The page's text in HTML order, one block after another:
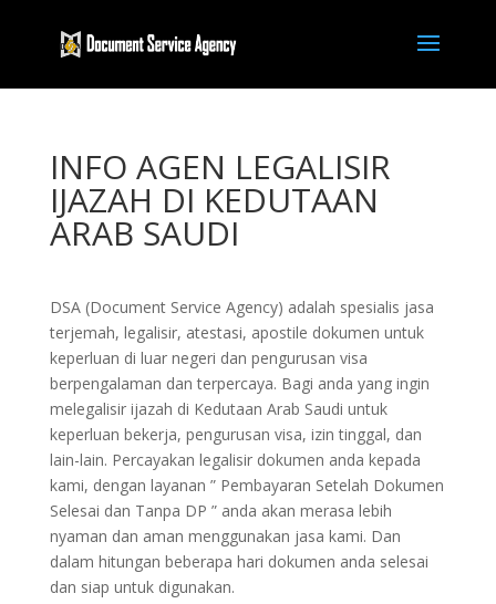
INFO AGEN LEGALISIR
IJAZAH DI KEDUTAAN
ARAB SAUDI
DSA (Document Service Agency) adalah spesialis jasa
terjemah, legalisir, atestasi, apostile dokumen untuk
keperluan di luar negeri dan pengurusan visa
berpengalaman dan terpercaya. Bagi anda yang ingin
melegalisir ijazah di Kedutaan Arab Saudi untuk
keperluan bekerja, pengurusan visa, izin tinggal, dan
lain-lain. Percayakan legalisir dokumen anda kepada
kami, dengan layanan ” Pembayaran Setelah Dokumen
Selesai dan Tanpa DP ” anda akan merasa lebih
nyaman dan aman menggunakan jasa kami. Dan
dalam hitungan beberapa hari dokumen anda selesai
dan siap untuk digunakan.